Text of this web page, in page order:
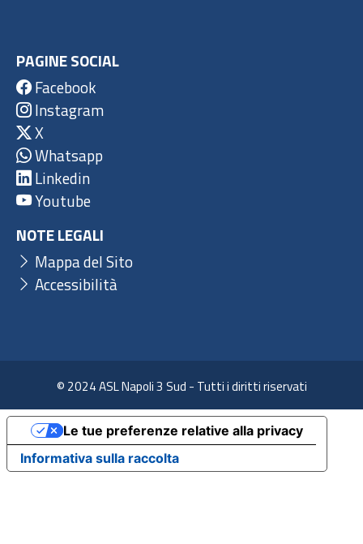
PAGINE SOCIAL
Facebook
Instagram
X
Whatsapp
Linkedin
Youtube
NOTE LEGALI
Mappa del Sito
Accessibilità
© 2024 ASL Napoli 3 Sud - Tutti i diritti riservati
Informativa sulla raccolta
Le tue preferenze relative alla privacy